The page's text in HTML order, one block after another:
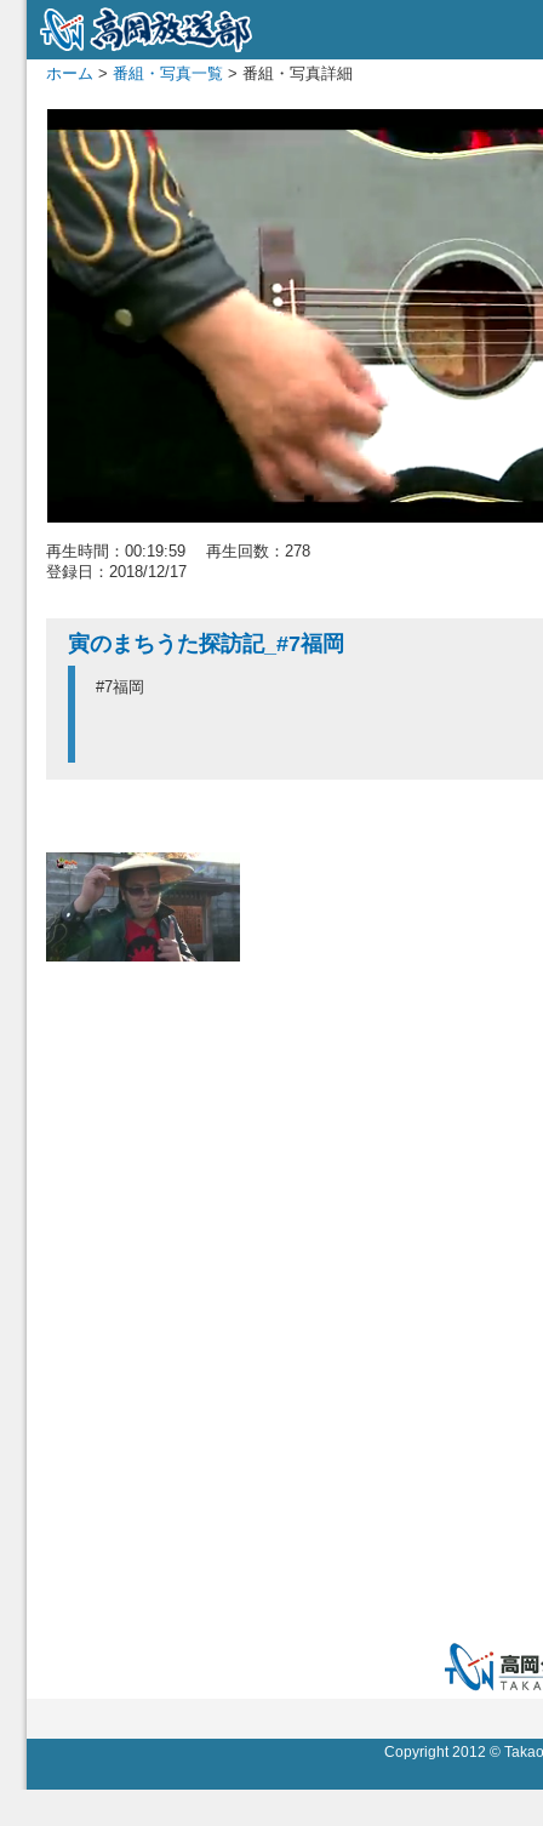
ホーム > 番組・写真一覧 > 番組・写真詳細
再生時間：00:19:59 再生回数：278
登録日：2018/12/17
寅のまちうた探訪記_#7福岡
#7福岡
Copyright 2012 ©